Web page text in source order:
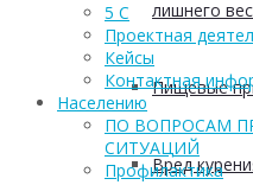
лишнего
Пищевые
Вред
5 С
Проектная
Кейсы
Контактная
Населению
ПО ВОПРОСАМ
СИТУАЦИЙ
Профилактика